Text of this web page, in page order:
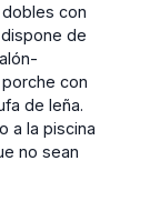
con
de
con
de leña.
a la piscina
no sean